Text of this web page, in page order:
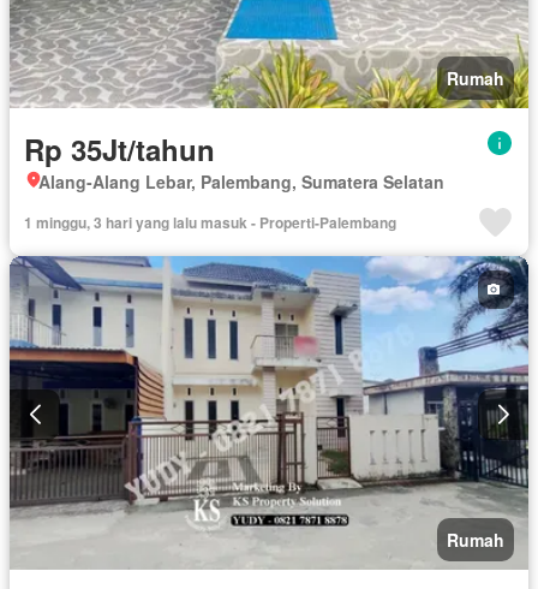
Rumah
Rp 35Jt/tahun
Alang-Alang Lebar, Palembang, Sumatera Selatan
1 minggu, 3 hari yang lalu masuk - Properti-Palembang
Rumah